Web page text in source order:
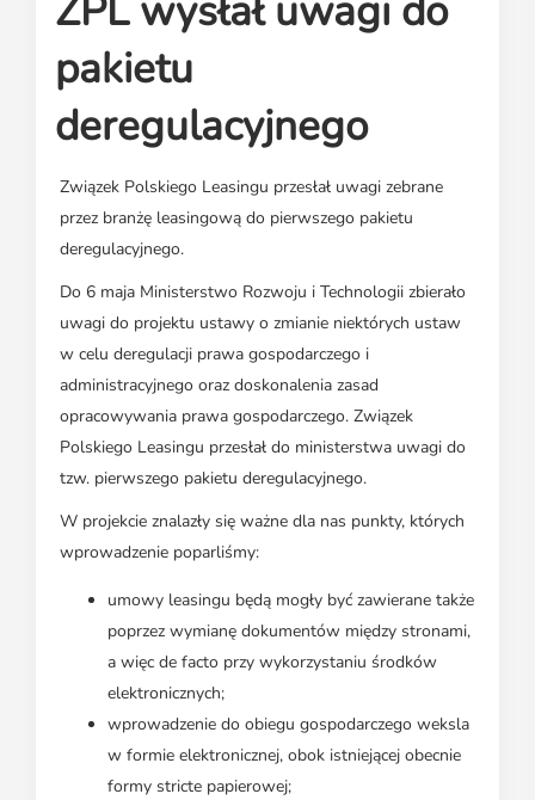
Partnerzy ZPL
Subskrybuj Leaseletter
Materiały do pobrania
Kontakt dla mediów
Klauzule informacyjne
ZPL wysłał uwagi do
pakietu
deregulacyjnego
Związek Polskiego Leasingu przesłał uwagi zebrane
przez branżę leasingową do pierwszego pakietu
deregulacyjnego.
Do 6 maja Ministerstwo Rozwoju i Technologii zbierało
uwagi do projektu ustawy o zmianie niektórych ustaw
w celu deregulacji prawa gospodarczego i
administracyjnego oraz doskonalenia zasad
opracowywania prawa gospodarczego. Związek
Polskiego Leasingu przesłał do ministerstwa uwagi do
tzw. pierwszego pakietu deregulacyjnego.
W projekcie znalazły się ważne dla nas punkty, których
wprowadzenie poparliśmy:
umowy leasingu będą mogły być zawierane także
poprzez wymianę dokumentów między stronami,
a więc de facto przy wykorzystaniu środków
elektronicznych;
wprowadzenie do obiegu gospodarczego weksla
w formie elektronicznej, obok istniejącej obecnie
formy stricte papierowej;